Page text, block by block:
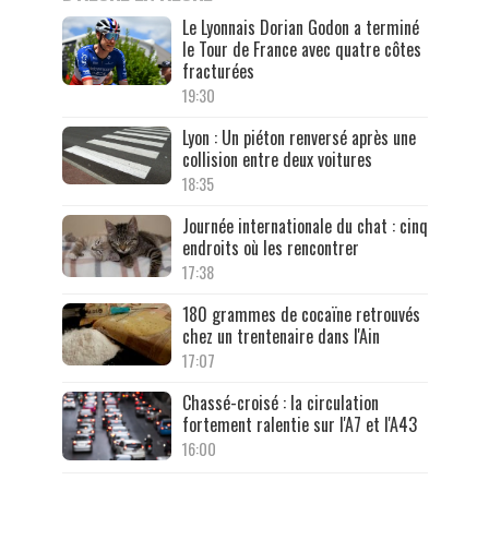
Le Lyonnais Dorian Godon a terminé
le Tour de France avec quatre côtes
fracturées
19:30
Lyon : Un piéton renversé après une
collision entre deux voitures
18:35
Journée internationale du chat : cinq
endroits où les rencontrer
17:38
180 grammes de cocaïne retrouvés
chez un trentenaire dans l'Ain
17:07
Chassé-croisé : la circulation
fortement ralentie sur l'A7 et l'A43
16:00